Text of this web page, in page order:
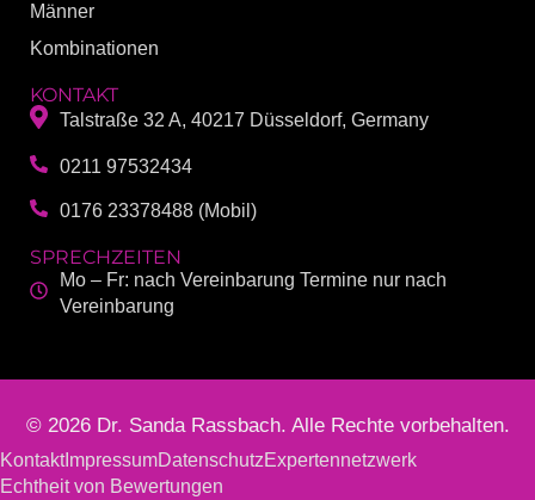
Männer
Kombinationen
KONTAKT
Talstraße 32 A, 40217 Düsseldorf, Germany
0211 97532434
0176 23378488 (Mobil)
SPRECHZEITEN
Mo – Fr: nach Vereinbarung Termine nur nach
Vereinbarung
© 2026 Dr. Sanda Rassbach. Alle Rechte vorbehalten.
KontaktImpressumDatenschutzExpertennetzwerk
Echtheit von Bewertungen